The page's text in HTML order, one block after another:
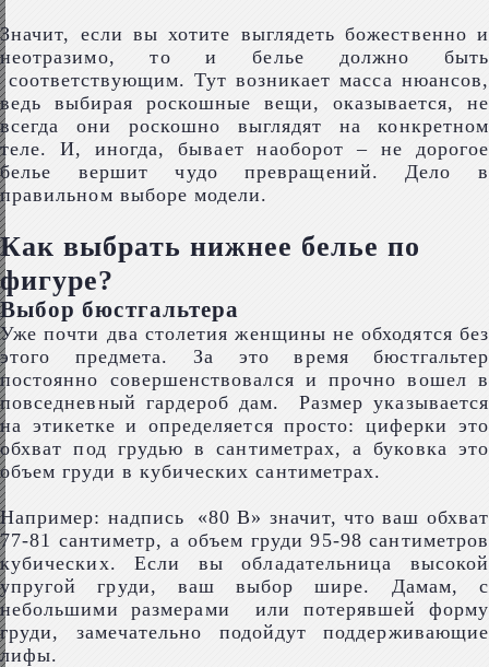
Значит, если вы хотите выглядеть божественно и
неотразимо, то и белье должно быть
соответствующим. Тут возникает масса нюансов,
ведь выбирая роскошные вещи, оказывается, не
всегда они роскошно выглядят на конкретном
теле. И, иногда, бывает наоборот – не дорогое
белье вершит чудо превращений. Дело в
правильном выборе модели.
Как выбрать нижнее белье по
фигуре?
Выбор бюстгальтера
Уже почти два столетия женщины не обходятся без
этого предмета. За это время бюстгальтер
постоянно совершенствовался и прочно вошел в
повседневный гардероб дам. Размер указывается
на этикетке и определяется просто: циферки это
обхват под грудью в сантиметрах, а буковка это
объем груди в кубических сантиметрах.
Например: надпись «80 В» значит, что ваш обхват
77-81 сантиметр, а объем груди 95-98 сантиметров
кубических. Если вы обладательница высокой
упругой груди, ваш выбор шире. Дамам, с
небольшими размерами или потерявшей форму
груди, замечательно подойдут поддерживающие
лифы.